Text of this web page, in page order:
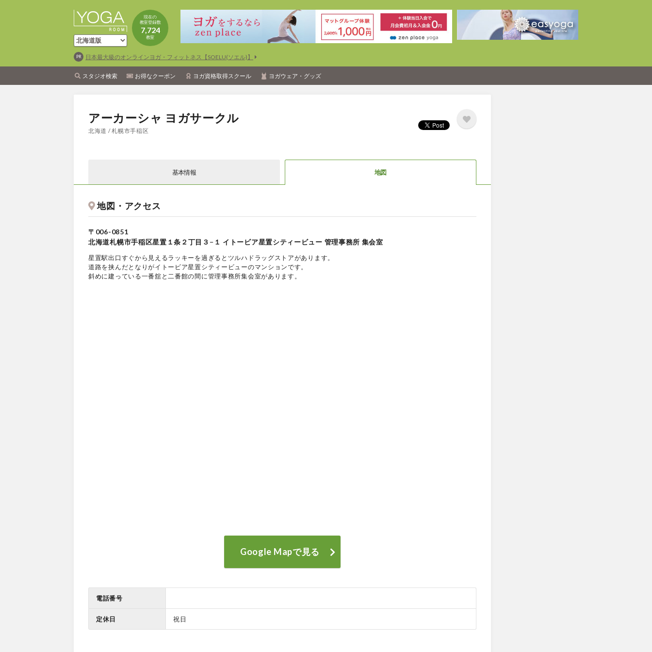
現在の
教室登録数
7,724
教室
日本最大級のオンラインヨガ・フィットネス【SOELU(ソエル)】
スタジオ検索 お得なクーポン ヨガ資格取得スクール ヨガウェア・グッズ
アーカーシャ ヨガサークル
北海道 / 札幌市手稲区
基本情報 地図
地図・アクセス
〒006-0851
北海道札幌市手稲区星置１条２丁目３−１ イトービア星置シティービュー 管理事務所 集会室
星置駅出口すぐから見えるラッキーを過ぎるとツルハドラッグストアがあります。
道路を挟んだとなりがイトービア星置シティービューのマンションです。
斜めに建っている一番舘と二番館の間に管理事務所集会室があります。
Google Mapで見る
電話番号
定休日 祝日